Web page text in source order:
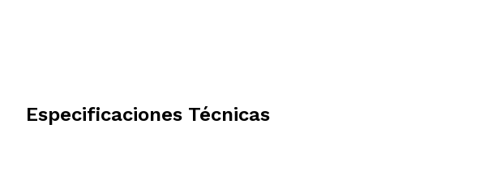
Especificaciones Técnicas